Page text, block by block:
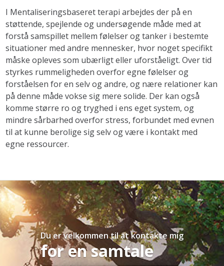
I Mentaliseringsbaseret terapi arbejdes der på en
støttende, spejlende og undersøgende måde med at
forstå samspillet mellem følelser og tanker i bestemte
situationer med andre mennesker, hvor noget specifikt
måske opleves som ubærligt eller uforståeligt. Over tid
styrkes rummeligheden overfor egne følelser og
forståelsen for en selv og andre, og nære relationer kan
på denne måde vokse sig mere solide. Der kan også
komme større ro og tryghed i ens eget system, og
mindre sårbarhed overfor stress, forbundet med evnen
til at kunne berolige sig selv og være i kontakt med
egne ressourcer.
Du er velkommen til at kontakte mig
for en samtale